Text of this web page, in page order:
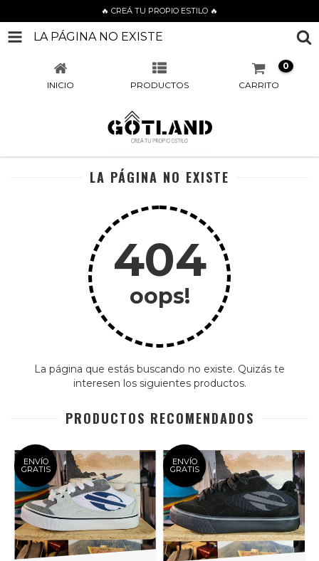
🔥 CREÁ TU PROPIO ESTILO 🔥
LA PÁGINA NO EXISTE
INICIO PRODUCTOS CARRITO
0
LA PÁGINA NO EXISTE
404
oops!
La página que estás buscando no existe. Quizás te
interesen los siguientes productos.
PRODUCTOS RECOMENDADOS
ENVÍO
GRATIS
ENVÍO
GRATIS